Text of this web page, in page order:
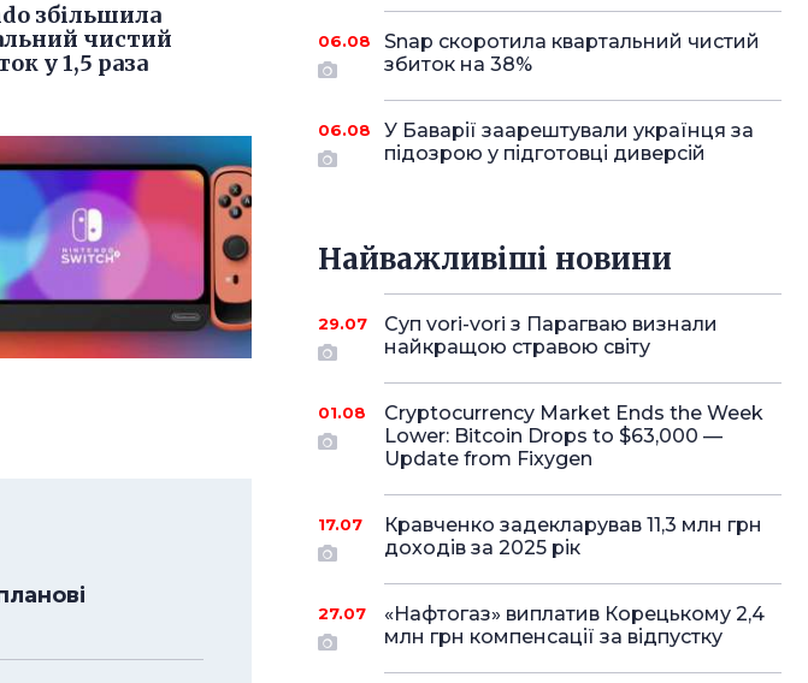
збільшила
чистий
у 1,5 раза
06.08
Snap скоротила квартальний чистий
збиток на 38%
06.08
У Баварії заарештували українця за
підозрою у підготовці диверсій
Найважливіші новини
29.07
Суп vori-vori з Парагваю визнали
найкращою стравою світу
01.08
Cryptocurrency Market Ends the Week
Lower: Bitcoin Drops to $63,000 —
Update from Fixygen
17.07
Кравченко задекларував 11,3 млн грн
доходів за 2025 рік
27.07
«Нафтогаз» виплатив Корецькому 2,4
млн грн компенсації за відпустку